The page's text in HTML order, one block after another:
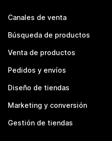
Canales de venta
Búsqueda de productos
Venta de productos
Pedidos y envíos
Diseño de tiendas
Marketing y conversión
Gestión de tiendas